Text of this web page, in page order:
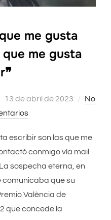
me gusta
me gusta
Publicado
el
13 de abril de 2023
No
escribir son las que me
conmigo vía mail
sospecha eterna, en
comunicaba que su
València de
que concede la